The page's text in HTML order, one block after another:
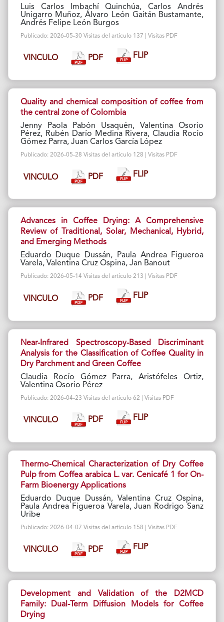
Luis Carlos Imbachí Quinchúa, Carlos Andrés
Unigarro Muñoz, Álvaro León Gaitán Bustamante,
Andrés Felipe León Burgos
Publicado: 2026-05-30 Visitas del artículo 137 | Visitas PDF
VINCULO PDF FLIP
Quality and chemical composition of coffee from
the central zone of Colombia
Jenny Paola Pabón Usaquén, Valentina Osorio
Pérez, Rubén Darío Medina Rivera, Claudia Rocío
Gómez Parra, Juan Carlos García López
Publicado: 2026-05-28 Visitas del artículo 128 | Visitas PDF
VINCULO PDF FLIP
Advances in Coffee Drying: A Comprehensive
Review of Traditional, Solar, Mechanical, Hybrid,
and Emerging Methods
Eduardo Duque Dussán, Paula Andrea Figueroa
Varela, Valentina Cruz Ospina, Jan Banout
Publicado: 2026-05-14 Visitas del artículo 213 | Visitas PDF
VINCULO PDF FLIP
Near-Infrared Spectroscopy-Based Discriminant
Analysis for the Classification of Coffee Quality in
Dry Parchment and Green Coffee
Claudia Rocío Gómez Parra, Aristófeles Ortiz,
Valentina Osorio Pérez
Publicado: 2026-04-23 Visitas del artículo 62 | Visitas PDF
VINCULO PDF FLIP
Thermo-Chemical Characterization of Dry Coffee
Pulp from Coffea arabica L. var. Cenicafé 1 for On-
Farm Bioenergy Applications
Eduardo Duque Dussán, Valentina Cruz Ospina,
Paula Andrea Figueroa Varela, Juan Rodrigo Sanz
Uribe
Publicado: 2026-04-07 Visitas del artículo 158 | Visitas PDF
VINCULO PDF FLIP
Development and Validation of the D2MCD
Family: Dual-Term Diffusion Models for Coffee
Drying